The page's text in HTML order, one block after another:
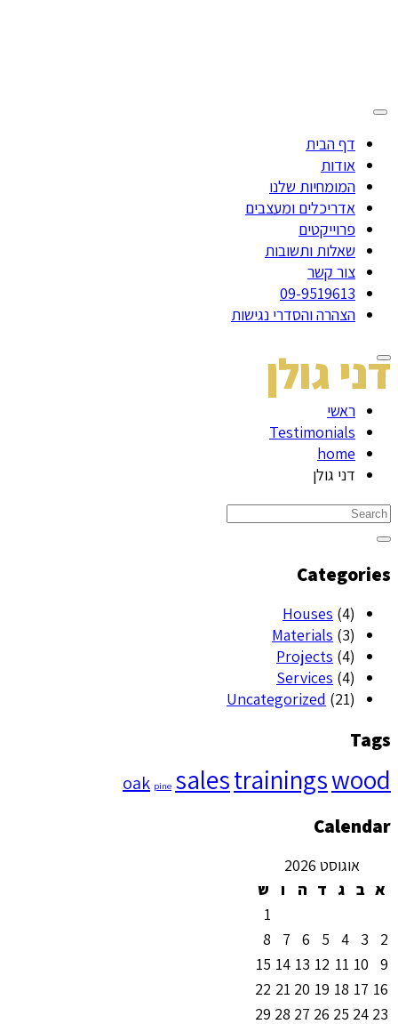
דף הבית
אודות
המומחיות שלנו
אדריכלים ומעצבים
פרוייקטים
שאלות ותשובות
צור קשר
09-9519613
הצהרה והסדרי נגישות
דני גולן
ראשי
Testimonials
home
דני גולן
Categories
Houses (4)
Materials (3)
Projects (4)
Services (4)
Uncategorized (21)
Tags
oak pine salestrainingswood
Calendar
אוגוסט 2026
א ב ג ד ה ו
ש
1
2
3
4
5
6
7
8
9
10
11
12
13
14
15
16
17
18
19
20
21
22
23
24
25
26
27
28
29